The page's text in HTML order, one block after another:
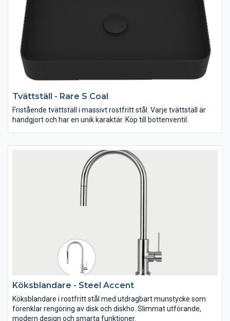
Tvättställ - Rare S Coal
Fristående tvättställ i massivt rostfritt stål. Varje tvättställ är
handgjort och har en unik karaktär. Köp till bottenventil.
Köksblandare - Steel Accent
Köksblandare i rostfritt stål med utdragbart munstycke som
förenklar rengöring av disk och diskho. Slimmat utförande,
modern design och smarta funktioner.